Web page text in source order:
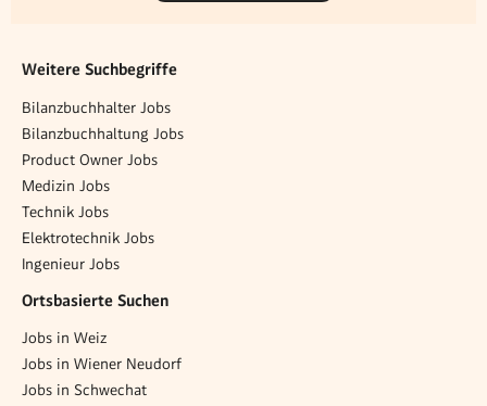
Weitere Suchbegriffe
Bilanzbuchhalter Jobs
Bilanzbuchhaltung Jobs
Product Owner Jobs
Medizin Jobs
Technik Jobs
Elektrotechnik Jobs
Ingenieur Jobs
Ortsbasierte Suchen
Jobs in Weiz
Jobs in Wiener Neudorf
Jobs in Schwechat